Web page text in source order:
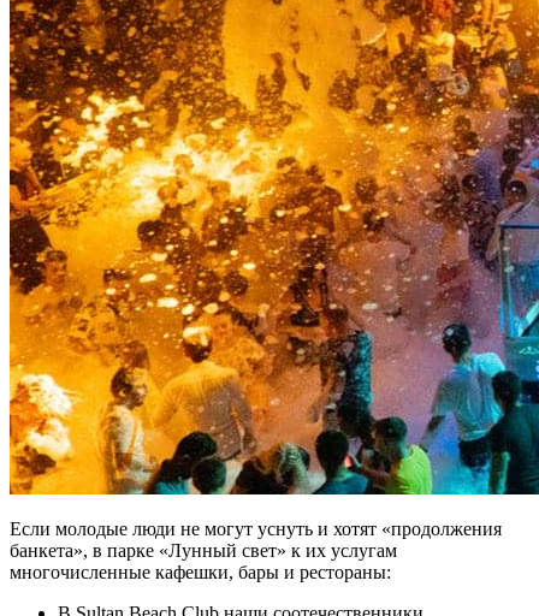
Если молодые люди не могут уснуть и хотят «продолжения
банкета», в парке «Лунный свет» к их услугам
многочисленные кафешки, бары и рестораны: